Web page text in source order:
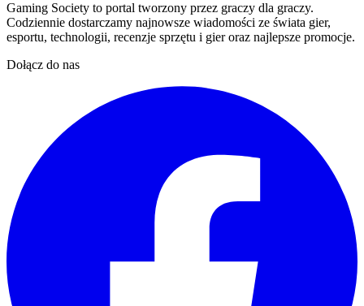
Gaming Society to portal tworzony przez graczy dla graczy.
Codziennie dostarczamy najnowsze wiadomości ze świata gier,
esportu, technologii, recenzje sprzętu i gier oraz najlepsze promocje.
Dołącz do nas